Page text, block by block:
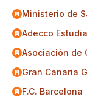
Ministerio de
Adecco
Asociación de
Gran Canaria
F.C. Barcelona